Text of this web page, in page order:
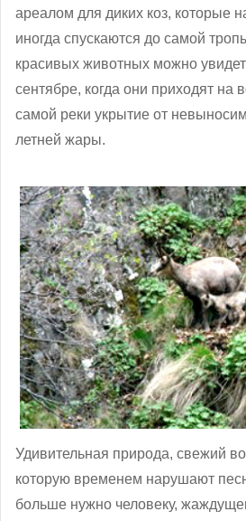
ареалом для диких коз, которые
иногда спускаются до самой
красивых животных можно
сентябре, когда они приходят на
самой реки укрытие от
летней жары.
Удивительная природа, свежий
которую временем нарушают
больше нужно человеку,